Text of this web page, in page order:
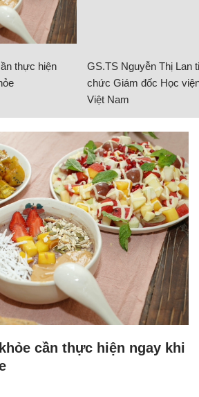
thực hiện
GS.TS Nguyễn Thị Lan
chức Giám đốc Học
Việt Nam
cần thực hiện ngay khi